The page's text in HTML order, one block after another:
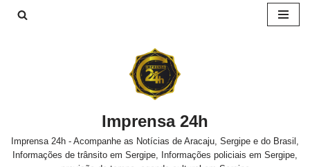
Imprensa 24h
Imprensa 24h - Acompanhe as Notícias de Aracaju, Sergipe e do Brasil,
Informações de trânsito em Sergipe, Informações policiais em Sergipe,